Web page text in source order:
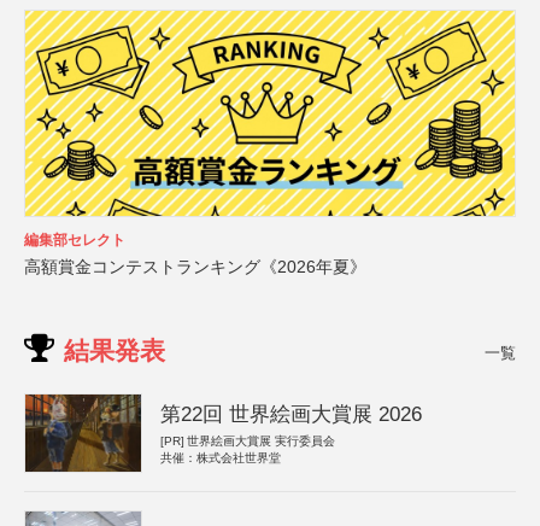
編集部セレクト
高額賞金コンテストランキング《2026年夏》
結果発表 一覧
第22回 世界絵画大賞展 2026
[PR] 世界絵画大賞展 実行委員会
共催：株式会社世界堂